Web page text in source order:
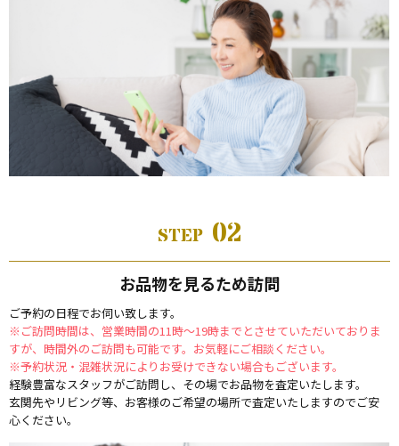
STEP 02
お品物を見るため訪問
ご予約の日程でお伺い致します。
※ご訪問時間は、営業時間の11時～19時までとさせていただいておりま
すが、時間外のご訪問も可能です。お気軽にご相談ください。
※予約状況・混雑状況によりお受けできない場合もございます。
経験豊富なスタッフがご訪問し、その場でお品物を査定いたします。
玄関先やリビング等、お客様のご希望の場所で査定いたしますのでご安
心ください。